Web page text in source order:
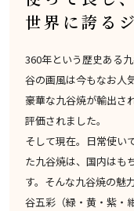
世界に誇る
360年という歴史ある
谷の画風は今もなお人
豪華な九谷焼が輸出さ
評価されました。
そして現在。日常使い
た九谷焼は、国内はも
す。そんな九谷焼の魅
谷五彩（緑・黄・紫・